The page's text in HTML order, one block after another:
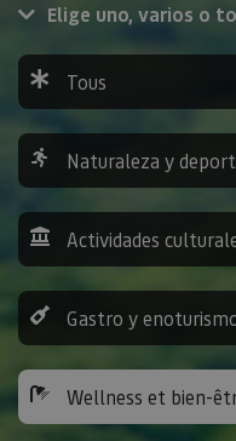
Elige uno, varios o
Tous
Naturaleza y
Actividades
Gastro y
Wellness et bien-